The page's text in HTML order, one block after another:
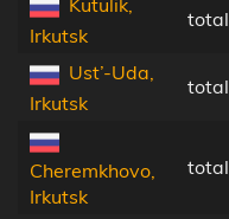
Kutulik,
Irkutsk
total
Ust’-Uda,
Irkutsk
total
Cheremkhovo,
Irkutsk
total